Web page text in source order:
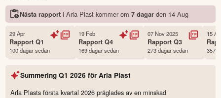
1.60
Namn Arla Plast
ARPL
Status Noterad
Land Sverige
Antal ägare Avanza
Antal ägare Nordnet
Nästa rapport i Arla Plast kommer om 7 dagarden 14 Aug
29 Apr
RapportQ1
100 dagar sedan
19 Feb
RapportQ4
169 dagar sedan
07 Nov 2025
RapportQ3
273 dagar sedan
15
357
Summering Q1 2026 för Arla Plast
Arla Plasts första kvartal 2026 präglades av en minskad